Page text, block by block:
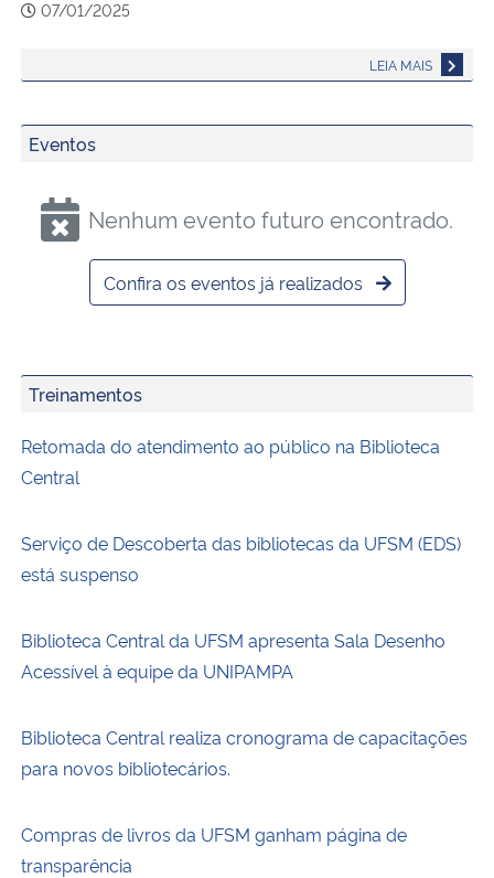
07/01/2025
LEIA MAIS
Eventos
Nenhum evento futuro encontrado.
Confira os eventos já realizados
Treinamentos
Retomada do atendimento ao público na Biblioteca
Central
Serviço de Descoberta das bibliotecas da UFSM (EDS)
está suspenso
Biblioteca Central da UFSM apresenta Sala Desenho
Acessível à equipe da UNIPAMPA
Biblioteca Central realiza cronograma de capacitações
para novos bibliotecários.
Compras de livros da UFSM ganham página de
transparência